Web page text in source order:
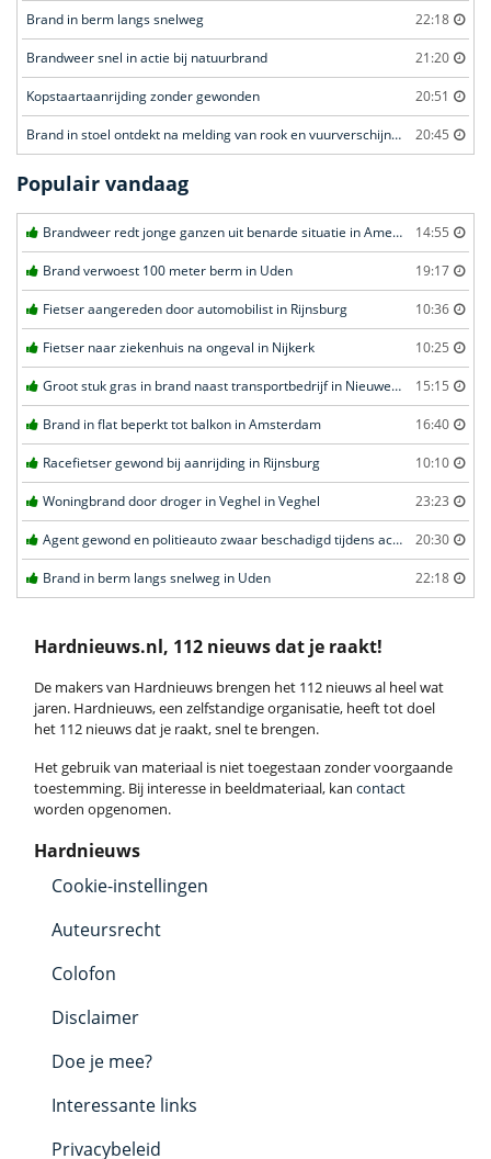
Brand in berm langs snelweg 22:18
Brandweer snel in actie bij natuurbrand 21:20
Kopstaartaanrijding zonder gewonden 20:51
Brand in stoel ontdekt na melding van rook en vuurverschijnselen in portiekflat 20:45
Populair vandaag
Brandweer redt jonge ganzen uit benarde situatie in Amersfoort 14:55
Brand verwoest 100 meter berm in Uden 19:17
Fietser aangereden door automobilist in Rijnsburg 10:36
Fietser naar ziekenhuis na ongeval in Nijkerk 10:25
Groot stuk gras in brand naast transportbedrijf in Nieuwegein 15:15
Brand in flat beperkt tot balkon in Amsterdam 16:40
Racefietser gewond bij aanrijding in Rijnsburg 10:10
Woningbrand door droger in Veghel in Veghel 23:23
Agent gewond en politieauto zwaar beschadigd tijdens achtervolging in Uden 20:30
Brand in berm langs snelweg in Uden 22:18
Hardnieuws.nl, 112 nieuws dat je raakt!
De makers van Hardnieuws brengen het 112 nieuws al heel wat
jaren. Hardnieuws, een zelfstandige organisatie, heeft tot doel
het 112 nieuws dat je raakt, snel te brengen.
Het gebruik van materiaal is niet toegestaan zonder voorgaande
toestemming. Bij interesse in beeldmateriaal, kan contact
worden opgenomen.
Hardnieuws
Cookie-instellingen
Auteursrecht
Colofon
Disclaimer
Doe je mee?
Interessante links
Privacybeleid